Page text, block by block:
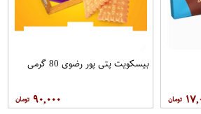
بیسکویت پتی پور رضوی 80 گرمی
۹۰,۰۰۰